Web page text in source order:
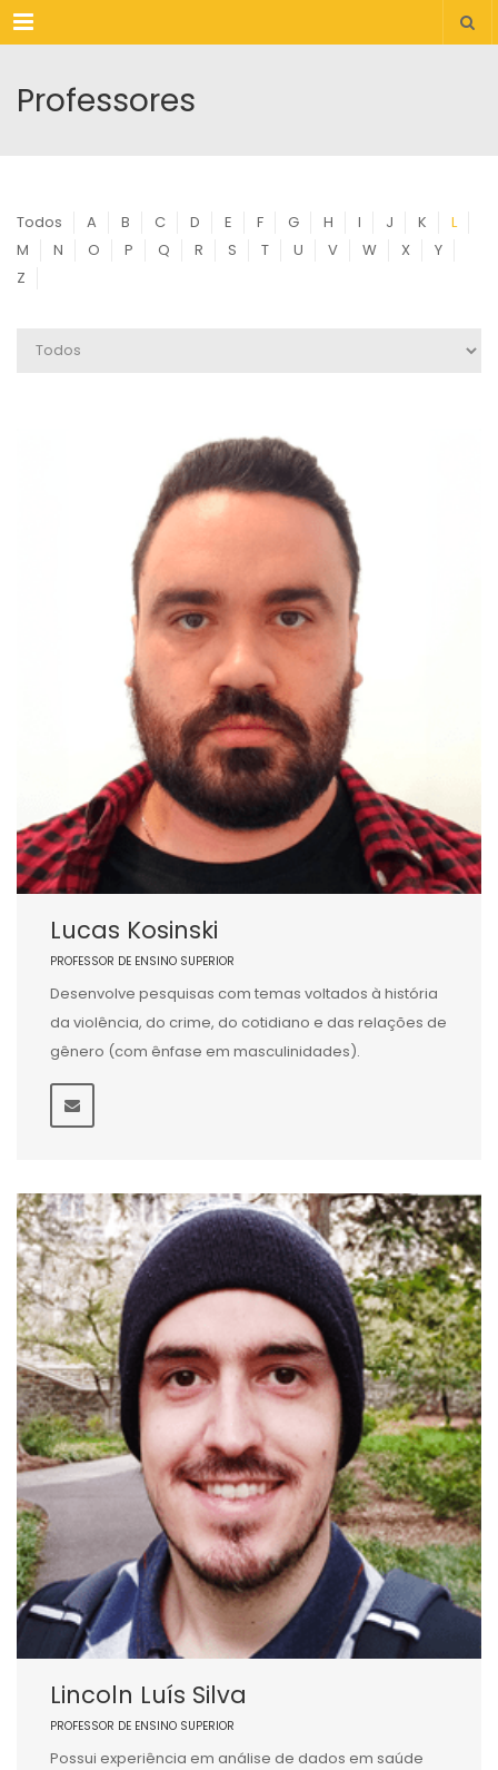
Menu
Professores
Todos A B C D E F G H I J K
L
M
N O P Q R S T U V W X
Y
Z
Lucas Kosinski
PROFESSOR DE ENSINO SUPERIOR
Desenvolve pesquisas com temas voltados à história
da violência, do crime, do cotidiano e das relações de
gênero (com ênfase em masculinidades).
Lincoln Luís Silva
PROFESSOR DE ENSINO SUPERIOR
Possui experiência em análise de dados em saúde